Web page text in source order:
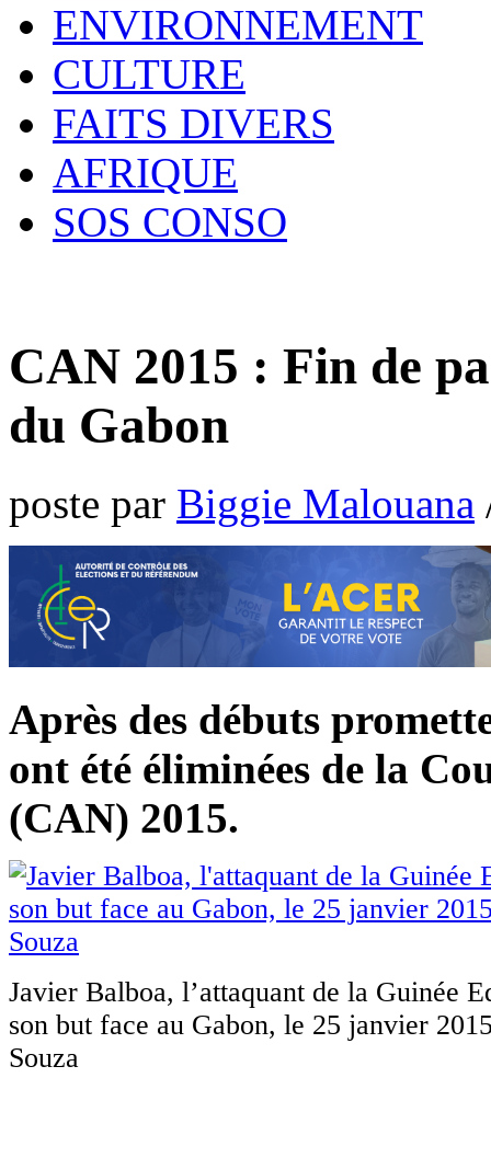
ENVIRONNEMENT
CULTURE
FAITS DIVERS
AFRIQUE
SOS CONSO
CAN 2015 : Fin de
du Gabon
poste par Biggie Malouana
Après des débuts
ont été éliminées de la
(CAN) 2015.
Javier Balboa, l’attaquant de la Guinée
son but face au Gabon, le 25 janvier
Souza